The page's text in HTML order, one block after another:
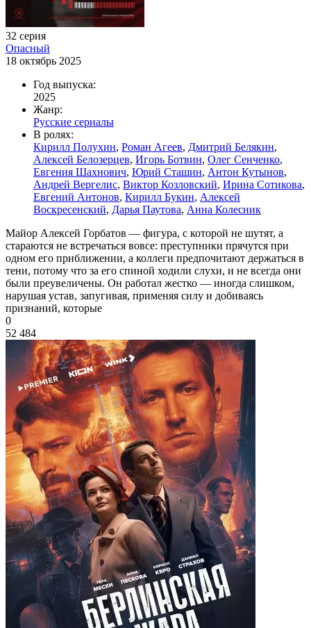
32 серия
Опасный
18 октябрь 2025
Год выпуска:
2025
Жанр:
Русские сериалы
В ролях:
Кирилл Полухин, Роман Агеев, Дмитрий Белякин,
Алексей Белозерцев, Игорь Ботвин, Олег Сенченко,
Евгения Шахнович, Юрий Сташин, Антон Кутынов,
Андрей Вергелис, Виктор Козловский, Ирина Сотикова,
Евгений Антонов, Кирилл Букин, Алексей
Воскресенский, Дарья Паутова, Анна Колесник
Майор Алексей Горбатов — фигура, с которой не шутят, а
стараются не встречаться вовсе: преступники прячутся при
одном его приближении, а коллеги предпочитают держаться в
тени, потому что за его спиной ходили слухи, и не всегда они
были преувеличены. Он работал жестко — иногда слишком,
нарушая устав, запугивая, применяя силу и добиваясь
признаний, которые
0
52 484